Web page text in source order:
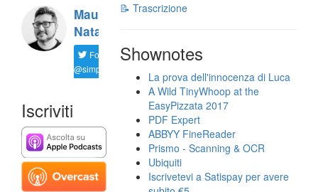
Maurizio
Natali
Follow
@simplemal
Iscriviti
📝 Trascrizione
Shownotes
La prova dell'innocenza di Luca
A Wild TinyWhoop at the
EasyPizzata 2017
PDF Expert
ABBYY FineReader
Prismo - Scanning & OCR
Ubiquiti
Iscrivetevi a Satispay per avere